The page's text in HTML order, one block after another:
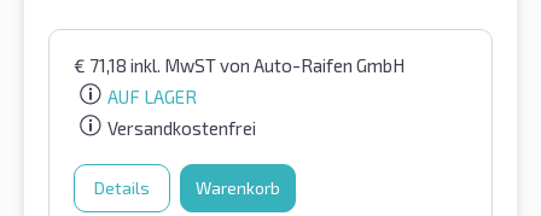
€ 71,18 inkl. MwSTvon Auto-Raifen GmbH
AUF LAGER
Versandkostenfrei
Details Warenkorb